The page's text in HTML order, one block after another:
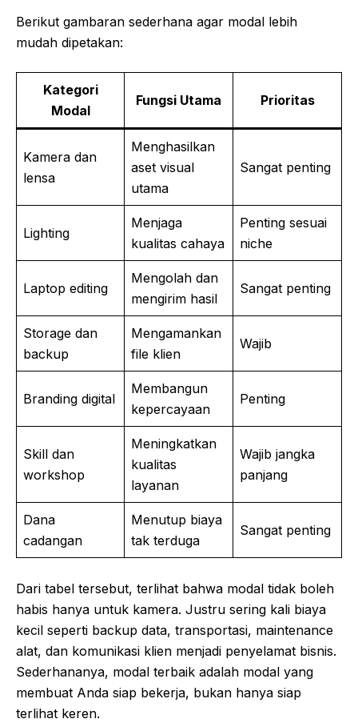
Berikut gambaran sederhana agar modal lebih
mudah dipetakan:
Kategori
Modal
Fungsi Utama Prioritas
Kamera dan
lensa
Menghasilkan
aset visual
utama
Sangat penting
Lighting
Menjaga
kualitas cahaya
Penting sesuai
niche
Laptop editing
Mengolah dan
mengirim hasil
Sangat penting
Storage dan
backup
Mengamankan
file klien
Wajib
Branding digital
Membangun
kepercayaan
Penting
Skill dan
workshop
Meningkatkan
kualitas
layanan
Wajib jangka
panjang
Dana
cadangan
Menutup biaya
tak terduga
Sangat penting
Dari tabel tersebut, terlihat bahwa modal tidak boleh
habis hanya untuk kamera. Justru sering kali biaya
kecil seperti backup data, transportasi, maintenance
alat, dan komunikasi klien menjadi penyelamat bisnis.
Sederhananya, modal terbaik adalah modal yang
membuat Anda siap bekerja, bukan hanya siap
terlihat keren.